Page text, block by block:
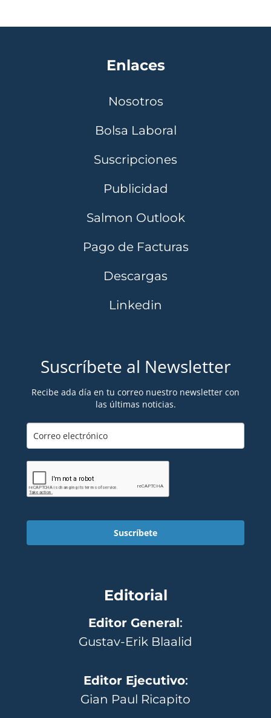
Enlaces
Nosotros
Bolsa Laboral
Suscripciones
Publicidad
Salmon Outlook
Pago de Facturas
Descargas
Linkedin
Suscríbete al Newsletter
Recibe ada día en tu correo nuestro newsletter con
las últimas noticias.
Suscríbete
Editorial
Editor General:
Gustav-Erik Blaalid
Editor Ejecutivo:
Gian Paul Ricapito